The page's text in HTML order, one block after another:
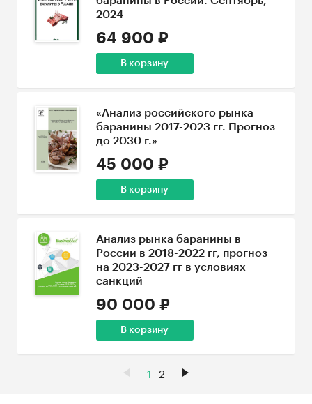
2024
64 900 ₽
В корзину
«Анализ российского рынка
баранины 2017-2023 гг. Прогноз
до 2030 г.»
45 000 ₽
В корзину
Анализ рынка баранины в
России в 2018-2022 гг, прогноз
на 2023-2027 гг в условиях
санкций
90 000 ₽
В корзину
1 2